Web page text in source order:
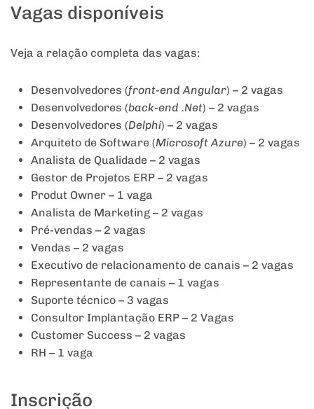
Vagas disponíveis
Veja a relação completa das vagas:
Desenvolvedores (front-end Angular) – 2 vagas
Desenvolvedores (back-end .Net) – 2 vagas
Desenvolvedores (Delphi) – 2 vagas
Arquiteto de Software (Microsoft Azure) – 2 vagas
Analista de Qualidade – 2 vagas
Gestor de Projetos ERP – 2 vagas
Produt Owner – 1 vaga
Analista de Marketing – 2 vagas
Pré-vendas – 2 vagas
Vendas – 2 vagas
Executivo de relacionamento de canais – 2 vagas
Representante de canais – 1 vagas
Suporte técnico – 3 vagas
Consultor Implantação ERP – 2 Vagas
Customer Success – 2 vagas
RH – 1 vaga
Inscrição